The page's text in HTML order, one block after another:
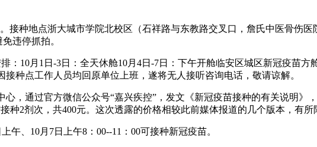
接种地点浙大城市学院北校区（石祥路与东教路交叉口，詹氏中医骨伤
违停抓拍。
：10月1日-3日：全天休舱10月4日-7日：下午开舱临安区城区新冠疫苗
接种点工作人员均回原单位上班，遂将无人接听咨询电话，敬请谅解。
心，通过官方微信公众号“嘉兴疾控”，发文《新冠疫苗接种的有关说明
种2剂次，共400元。这次透露的价格相较此前媒体报道的几个版本，有所
午、10月7日上午8：00--11：00可接种新冠疫苗。